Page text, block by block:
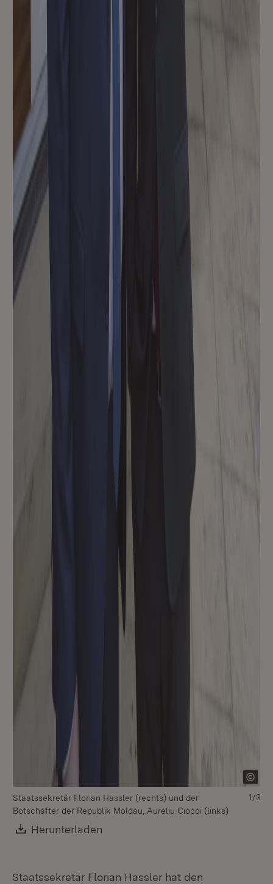
Staatssekretär Florian Hassler (rechts) und der
Botschafter der Republik Moldau, Aureliu Ciocoi (links)
Download:
Herunterladen
1/3
Staatssekretär Florian Hassler hat den